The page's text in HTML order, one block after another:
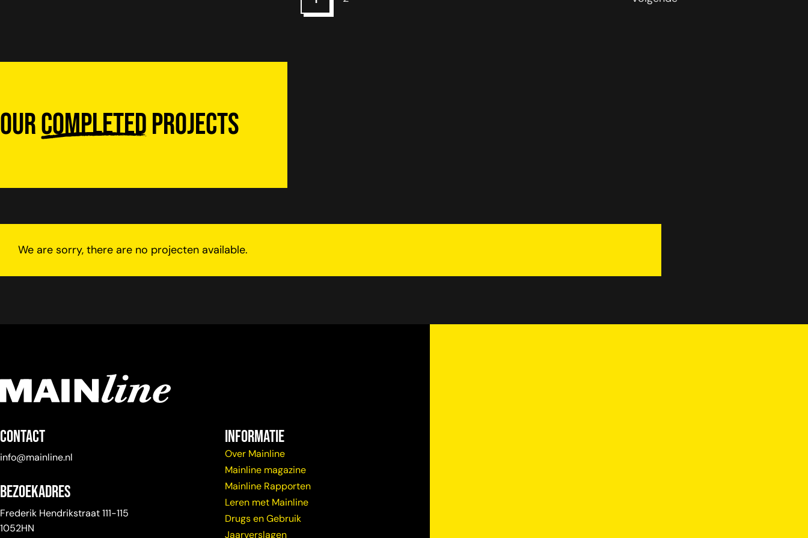
Ourcompletedprojects
We are sorry, there are no projecten available.
Contact
info@mainline.nl
Bezoekadres
Frederik Hendrikstraat 111-115
1052HN
Informatie
Over Mainline
Mainline magazine
Mainline Rapporten
Leren met Mainline
Drugs en Gebruik
Jaarverslagen